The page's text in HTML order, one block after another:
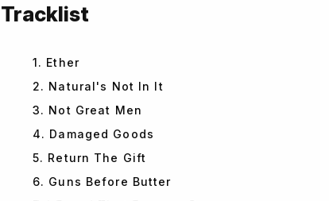
Tracklist
1. Ether
2. Natural's Not In It
3. Not Great Men
4. Damaged Goods
5. Return The Gift
6. Guns Before Butter